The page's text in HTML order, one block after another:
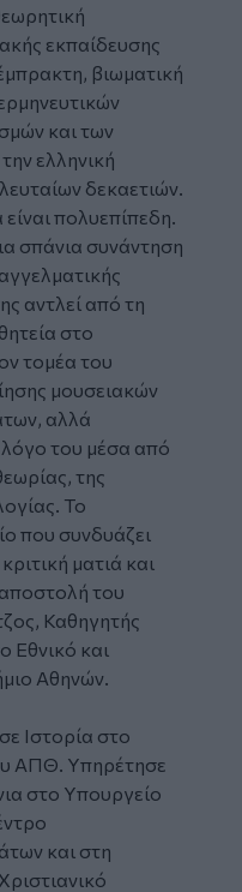
εκπαίδευσης
βιωματική
και των
ελληνική
δεκαετιών.
πολυεπίπεδη.
σπάνια συνάντηση
αντλεί από τη
στο
τομέα του
μουσειακών
αλλά
του μέσα από
της
Το
που συνδυάζει
ματιά και
του
Καθηγητής
Εθνικό και
Αθηνών.
Ιστορία στο
ΑΠΘ. Υπηρέτησε
στο Υπουργείο
και στη